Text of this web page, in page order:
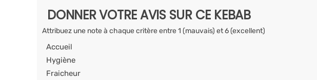
DONNER VOTRE AVIS SUR CE KEBAB
Attribuez une note à chaque critère entre 1 (mauvais) et 6 (excellent)
Accueil
Hygiène
Fraicheur